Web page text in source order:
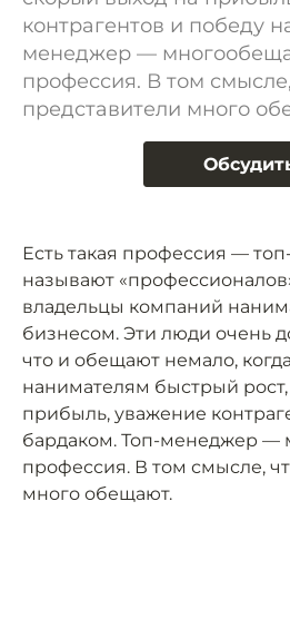
контрагентов и победу
менеджер —
профессия. В том
представители много
Есть такая профессия —
называют
владельцы компаний
бизнесом. Эти люди очень
что и обещают немало,
нанимателям быстрый
прибыль, уважение
бардаком. Топ-менеджер
профессия. В том смысле,
много обещают.